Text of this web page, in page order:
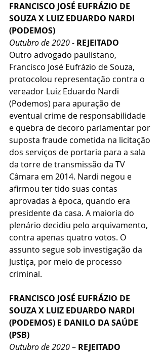
FRANCISCO JOSÉ EUFRÁZIO DE
SOUZA X LUIZ EDUARDO NARDI
(PODEMOS)
Outubro de 2020 - REJEITADO
Outro advogado paulistano,
Francisco José Eufrázio de Souza,
protocolou representação contra o
vereador Luiz Eduardo Nardi
(Podemos) para apuração de
eventual crime de responsabilidade
e quebra de decoro parlamentar por
suposta fraude cometida na licitação
dos serviços de portaria para a sala
da torre de transmissão da TV
Câmara em 2014. Nardi negou e
afirmou ter tido suas contas
aprovadas à época, quando era
presidente da casa. A maioria do
plenário decidiu pelo arquivamento,
contra apenas quatro votos. O
assunto segue sob investigação da
Justiça, por meio de processo
criminal.
FRANCISCO JOSÉ EUFRÁZIO DE
SOUZA X LUIZ EDUARDO NARDI
(PODEMOS) E DANILO DA SAÚDE
(PSB)
Outubro de 2020 – REJEITADO